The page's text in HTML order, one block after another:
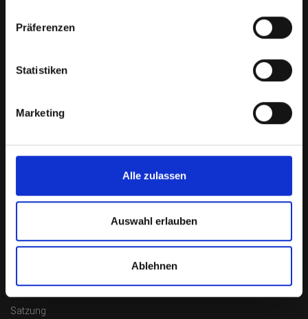
Präferenzen
Statistiken
Marketing
Alle zulassen
Auswahl erlauben
Ablehnen
Impressum
Sportprogramm
Das aktuelle Sportprogramm findest duHIER
Satzung / Abrechnung
Satzung